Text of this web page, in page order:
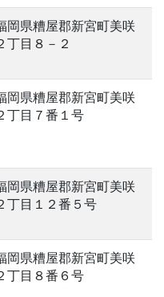
岡県糟屋郡新宮町美咲
丁目８－２
岡県糟屋郡新宮町美咲
丁目７番１号
岡県糟屋郡新宮町美咲
丁目１２番５号
岡県糟屋郡新宮町美咲
丁目８番６号